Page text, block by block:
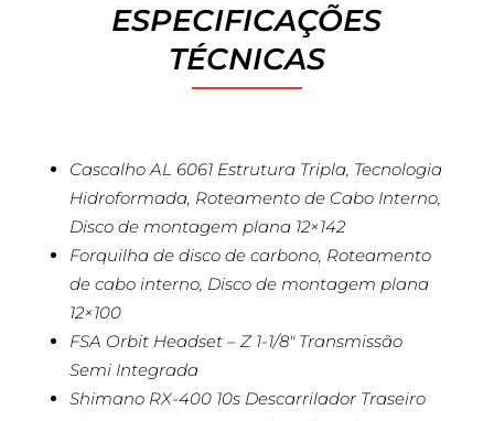
ESPECIFICAÇÕES
TÉCNICAS
Cascalho AL 6061 Estrutura Tripla, Tecnologia
Hidroformada, Roteamento de Cabo Interno,
Disco de montagem plana 12×142
Forquilha de disco de carbono, Roteamento
de cabo interno, Disco de montagem plana
12×100
FSA Orbit Headset – Z 1-1/8″ Transmissão
Semi Integrada
Shimano RX-400 10s Descarrilador Traseiro